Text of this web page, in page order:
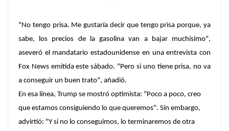
"No tengo prisa. Me gustaría decir que tengo prisa porque, ya
sabe, los precios de la gasolina van a bajar muchísimo",
aseveró el mandatario estadounidense en una entrevista con
Fox News emitida este sábado. "Pero si uno tiene prisa, no va
a conseguir un buen trato", añadió.
En esa línea, Trump se mostró optimista: "Poco a poco, creo
que estamos consiguiendo lo que queremos". Sin embargo,
advirtió: "Y si no lo conseguimos, lo terminaremos de otra